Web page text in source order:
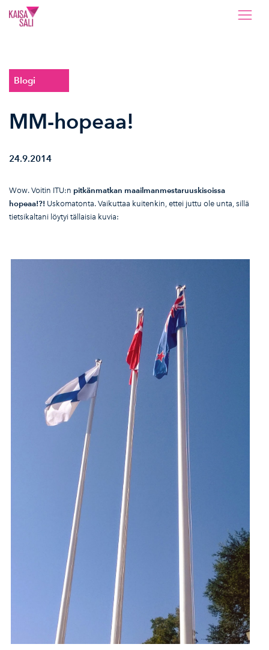
Kaisa Sali
Blogi
MM-hopeaa!
24.9.2014
Wow. Voitin ITU:n pitkänmatkan maailmanmestaruuskisoissa
hopeaa!?! Uskomatonta. Vaikuttaa kuitenkin, ettei juttu ole unta, sillä
tietsikaltani löytyi tällaisia kuvia: